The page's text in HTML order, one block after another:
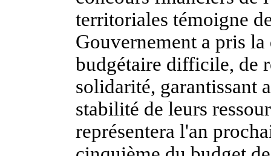
territoriales témoigne
Gouvernement a pris
budgétaire difficile, de
solidarité, garantissant
stabilité de leurs
représentera l'an